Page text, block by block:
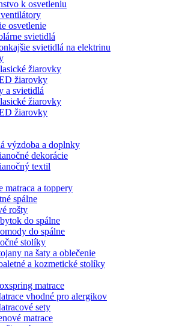
k osvetleniu
osvetlenie
svietidlá
svietidlá na elektrinu
žiarovky
žiarovky
a svietidlá
žiarovky
žiarovky
výzdoba a doplnky
dekorácie
textil
matraca a toppery
spálne
rošty
do spálne
do spálne
stolíky
na šaty a oblečenie
a kozmetické stolíky
matrace
vhodné pro alergikov
sety
matrace